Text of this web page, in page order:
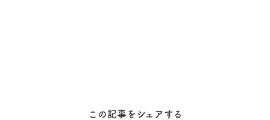
この記事をシェアする